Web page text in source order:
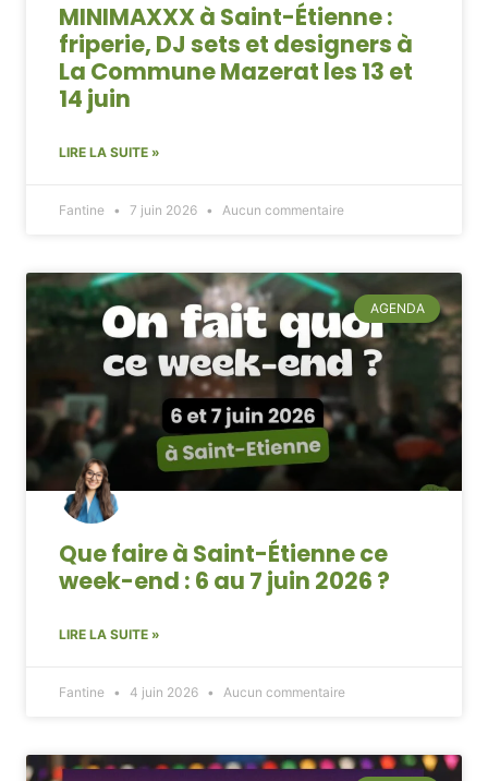
MINIMAXXX à Saint-Étienne :
friperie, DJ sets et designers à
La Commune Mazerat les 13 et
14 juin
LIRE LA SUITE »
Fantine 7 juin 2026 Aucun commentaire
AGENDA
Que faire à Saint-Étienne ce
week-end : 6 au 7 juin 2026 ?
LIRE LA SUITE »
Fantine 4 juin 2026 Aucun commentaire